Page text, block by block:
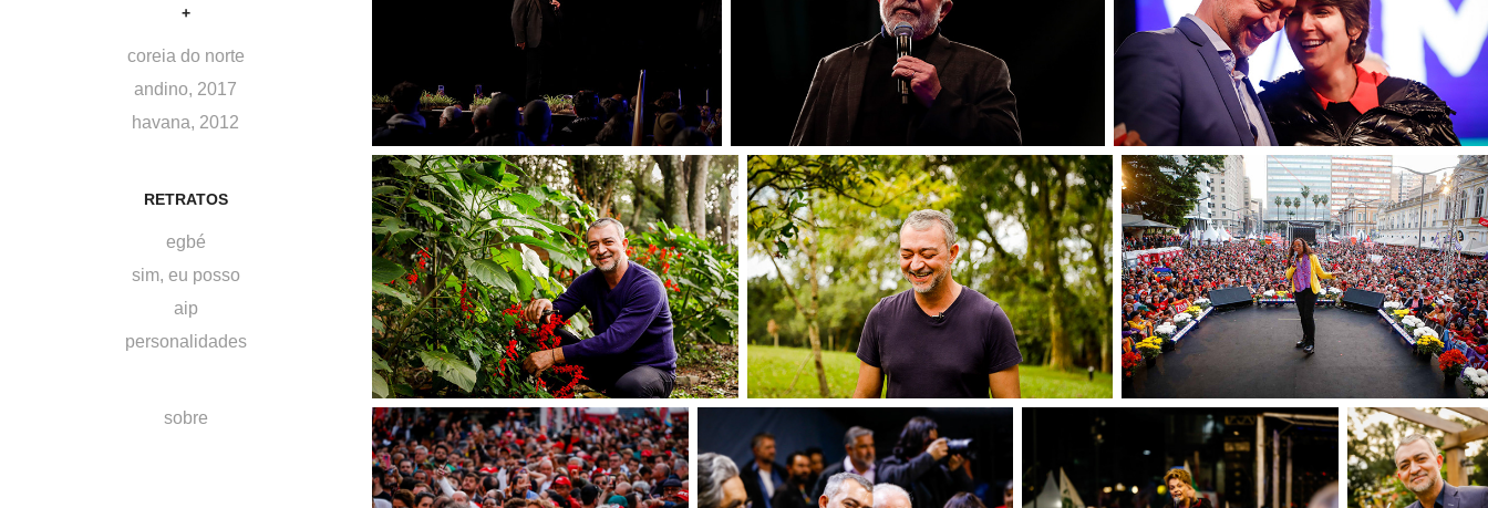
+
coreia do norte
andino, 2017
havana, 2012
RETRATOS
egbé
sim, eu posso
aip
personalidades
sobre